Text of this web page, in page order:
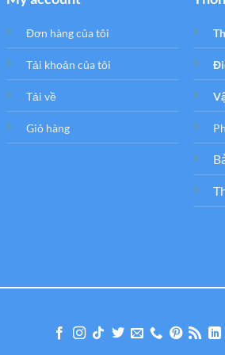
Đơn hàng của tôi
Tải khoản của tôi
Tải về
Giỏ hàng